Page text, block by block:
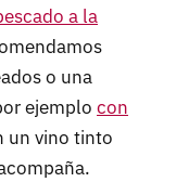
a la
o una
ejemplo con
un vino tinto